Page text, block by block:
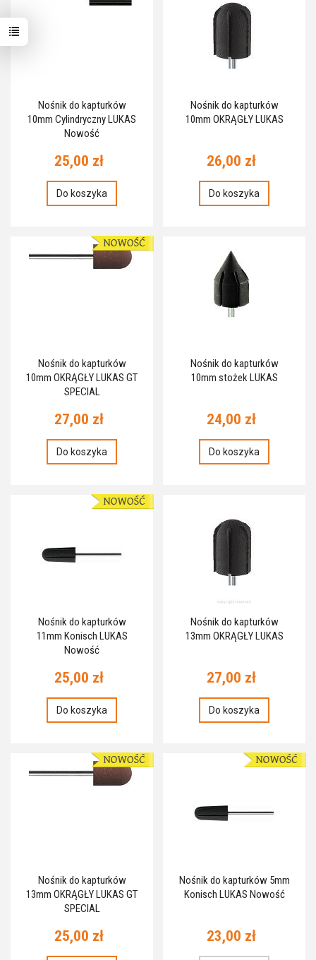
Nośnik do kapturków
10mm Cylindryczny LUKAS
Nowość
25,00 zł
Do koszyka
Nośnik do kapturków
10mm OKRĄGŁY LUKAS
26,00 zł
Do koszyka
Nośnik do kapturków
10mm OKRĄGŁY LUKAS GT
SPECIAL
27,00 zł
Do koszyka
Nośnik do kapturków
10mm stożek LUKAS
24,00 zł
Do koszyka
Nośnik do kapturków
11mm Konisch LUKAS
Nowość
25,00 zł
Do koszyka
Nośnik do kapturków
13mm OKRĄGŁY LUKAS
27,00 zł
Do koszyka
Nośnik do kapturków
13mm OKRĄGŁY LUKAS GT
SPECIAL
25,00 zł
Nośnik do kapturków 5mm
Konisch LUKAS Nowość
23,00 zł